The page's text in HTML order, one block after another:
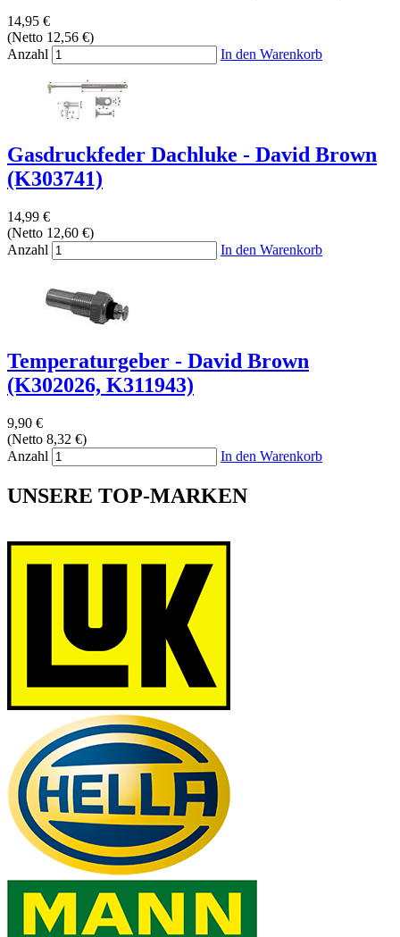
14,95 €
(Netto 12,56 €)
Anzahl
In den Warenkorb
Gasdruckfeder Dachluke - David Brown
(K303741)
14,99 €
(Netto 12,60 €)
Anzahl
In den Warenkorb
Temperaturgeber - David Brown
(K302026, K311943)
9,90 €
(Netto 8,32 €)
Anzahl
In den Warenkorb
UNSERE TOP-MARKEN